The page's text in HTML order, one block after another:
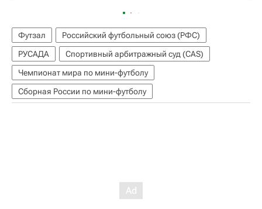
Футзал
Российский футбольный союз (РФС)
РУСАДА
Спортивный арбитражный суд (CAS)
Чемпионат мира по мини-футболу
Сборная России по мини-футболу